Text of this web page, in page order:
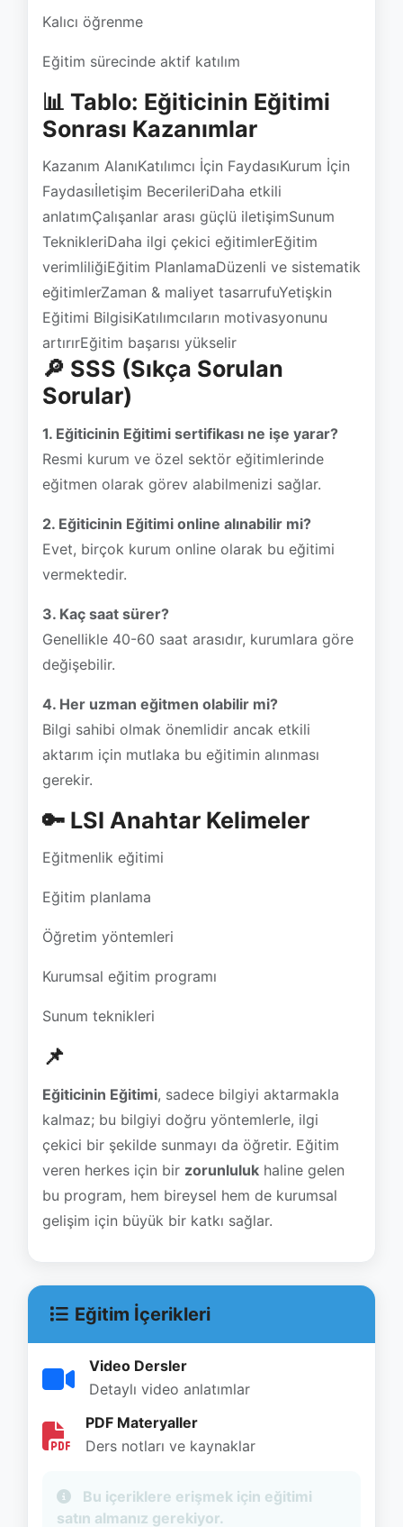
📊 Tablo: Eğiticinin Eğitimi
Faydasıİletişim BecerileriDaha etkili
anlatımÇalışanlar arası güçlü iletişimSunum
TeknikleriDaha ilgi çekici eğitimlerEğitim
verimliliğiEğitim PlanlamaDüzenli ve sistematik
eğitimlerZaman & maliyet tasarrufuYetişkin
Eğitimi BilgisiKatılımcıların motivasyonunu
artırırEğitim başarısı yükselir
🔎 SSS (Sıkça Sorulan
Sorular)
1. Eğiticinin Eğitimi sertifikası ne işe yarar?
Resmi kurum ve özel sektör eğitimlerinde
eğitmen olarak görev alabilmenizi sağlar.
2. Eğiticinin Eğitimi online alınabilir mi?
Evet, birçok kurum online olarak bu eğitimi
vermektedir.
3. Kaç saat sürer?
Genellikle 40-60 saat arasıdır, kurumlara göre
değişebilir.
4. Her uzman eğitmen olabilir mi?
Bilgi sahibi olmak önemlidir ancak etkili
aktarım için mutlaka bu eğitimin alınması
🔑 LSI Anahtar Kelimeler
Eğitmenlik eğitimi
Eğitim planlama
Öğretim yöntemleri
Kurumsal eğitim programı
Sunum teknikleri
📌
Eğiticinin Eğitimi
çekici bir şekilde sunmayı da öğretir. Eğitim
veren herkes için bir
bu program, hem bireysel hem de kurumsal
gelişim için büyük bir katkı sağlar.
Eğitim İçerikleri
Detaylı video anlatımlar
Ders notları ve kaynaklar
Eğitim Bilgileri
Kategori:
KİŞİSEL GELİŞİM VE KOÇLUK